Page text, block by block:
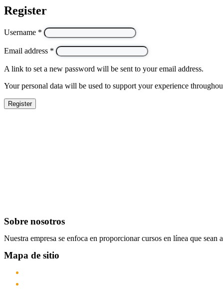
Register
Username *
Email address *
A link to set a new password will be sent to your email address.
Your personal data will be used to support your experience
Register
Sobre nosotros
Nuestra empresa se enfoca en proporcionar cursos en línea que
Mapa de sitio